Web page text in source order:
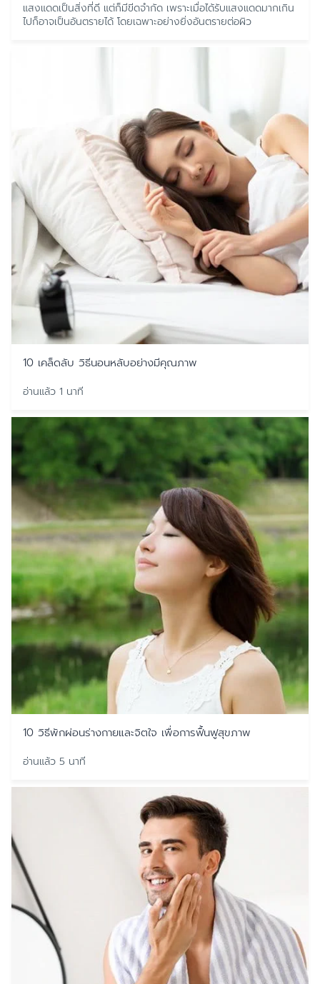
แสงแดดเป็นสิ่งที่ดี แต่ก็มีขีดจำกัด เพราะเมื่อได้รับแสงแดดมากเกิน
ไปก็อาจเป็นอันตรายได้ โดยเฉพาะอย่างยิ่งอันตรายต่อผิว
10 เคล็ดลับ วิธีนอนหลับอย่างมีคุณภาพ
อ่านแล้ว 1 นาที
10 วิธีพักผ่อนร่างกายและจิตใจ เพื่อการฟื้นฟูสุขภาพ
อ่านแล้ว 5 นาที